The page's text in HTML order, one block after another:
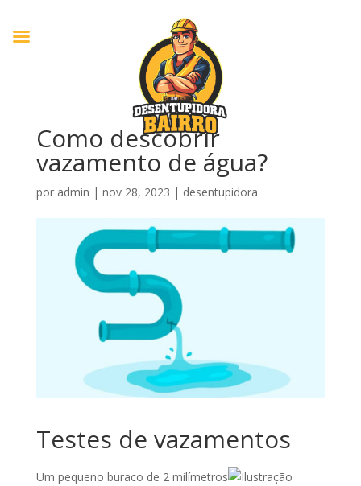
Como descobrir
vazamento de água?
por admin | nov 28, 2023 | desentupidora
Testes de vazamentos
Um pequeno buraco de 2 milímetros